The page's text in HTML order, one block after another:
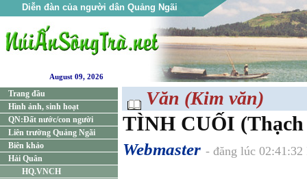
Diễn đàn của người dân Quảng Ngãi
August 09, 2026
Trang đầu
Hình ảnh, sinh hoạt
QN:Đất nước/con người
Liên trường Quảng Ngãi
Biên khảo
Hải Quân
HQ.VNCH
Văn (Kim văn)
TÌNH CUỐI​
Webmaster - đăng lúc